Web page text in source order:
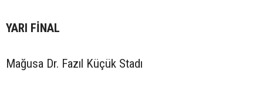
YARI FİNAL
Mağusa Dr. Fazıl Küçük Stadı